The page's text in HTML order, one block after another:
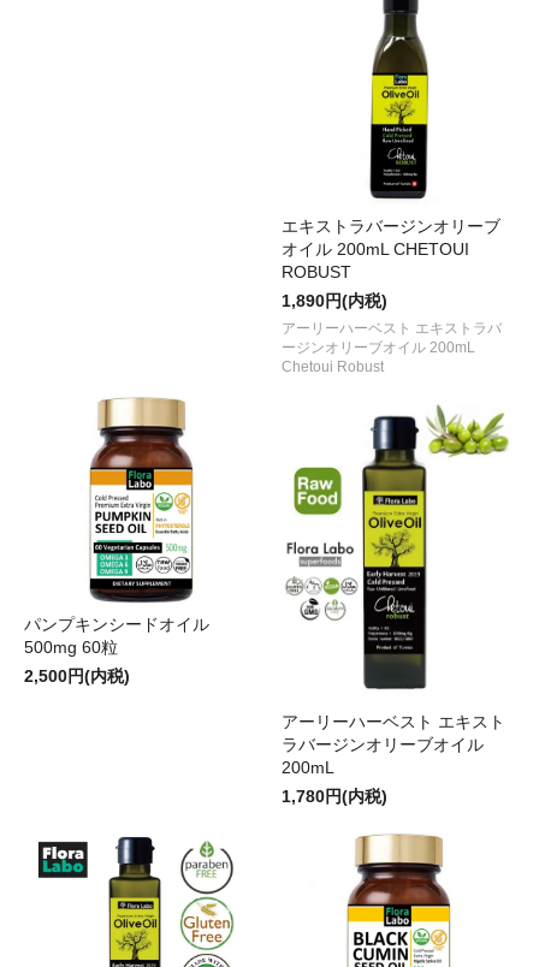
エキストラバージンオリーブ
オイル 200mL CHETOUI
ROBUST
1,890円(内税)
アーリーハーベスト エキストラバ
ージンオリーブオイル 200mL
Chetoui Robust
パンプキンシードオイル
500mg 60粒
2,500円(内税)
アーリーハーベスト エキスト
ラバージンオリーブオイル
200mL
1,780円(内税)